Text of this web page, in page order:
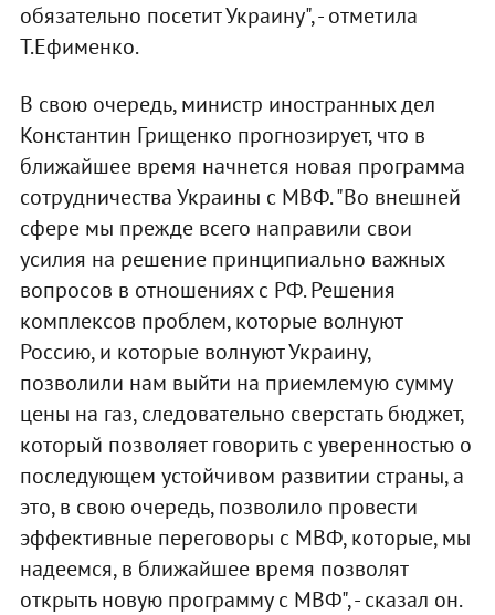
обязательно посетит Украину", - отметила
Т.Ефименко.
В свою очередь, министр иностранных дел
Константин Грищенко прогнозирует, что в
ближайшее время начнется новая программа
сотрудничества Украины с МВФ. "Во внешней
сфере мы прежде всего направили свои
усилия на решение принципиально важных
вопросов в отношениях с РФ. Решения
комплексов проблем, которые волнуют
Россию, и которые волнуют Украину,
позволили нам выйти на приемлемую сумму
цены на газ, следовательно сверстать бюджет,
который позволяет говорить с уверенностью о
последующем устойчивом развитии страны, а
это, в свою очередь, позволило провести
эффективные переговоры с МВФ, которые, мы
надеемся, в ближайшее время позволят
открыть новую программу с МВФ", - сказал он.